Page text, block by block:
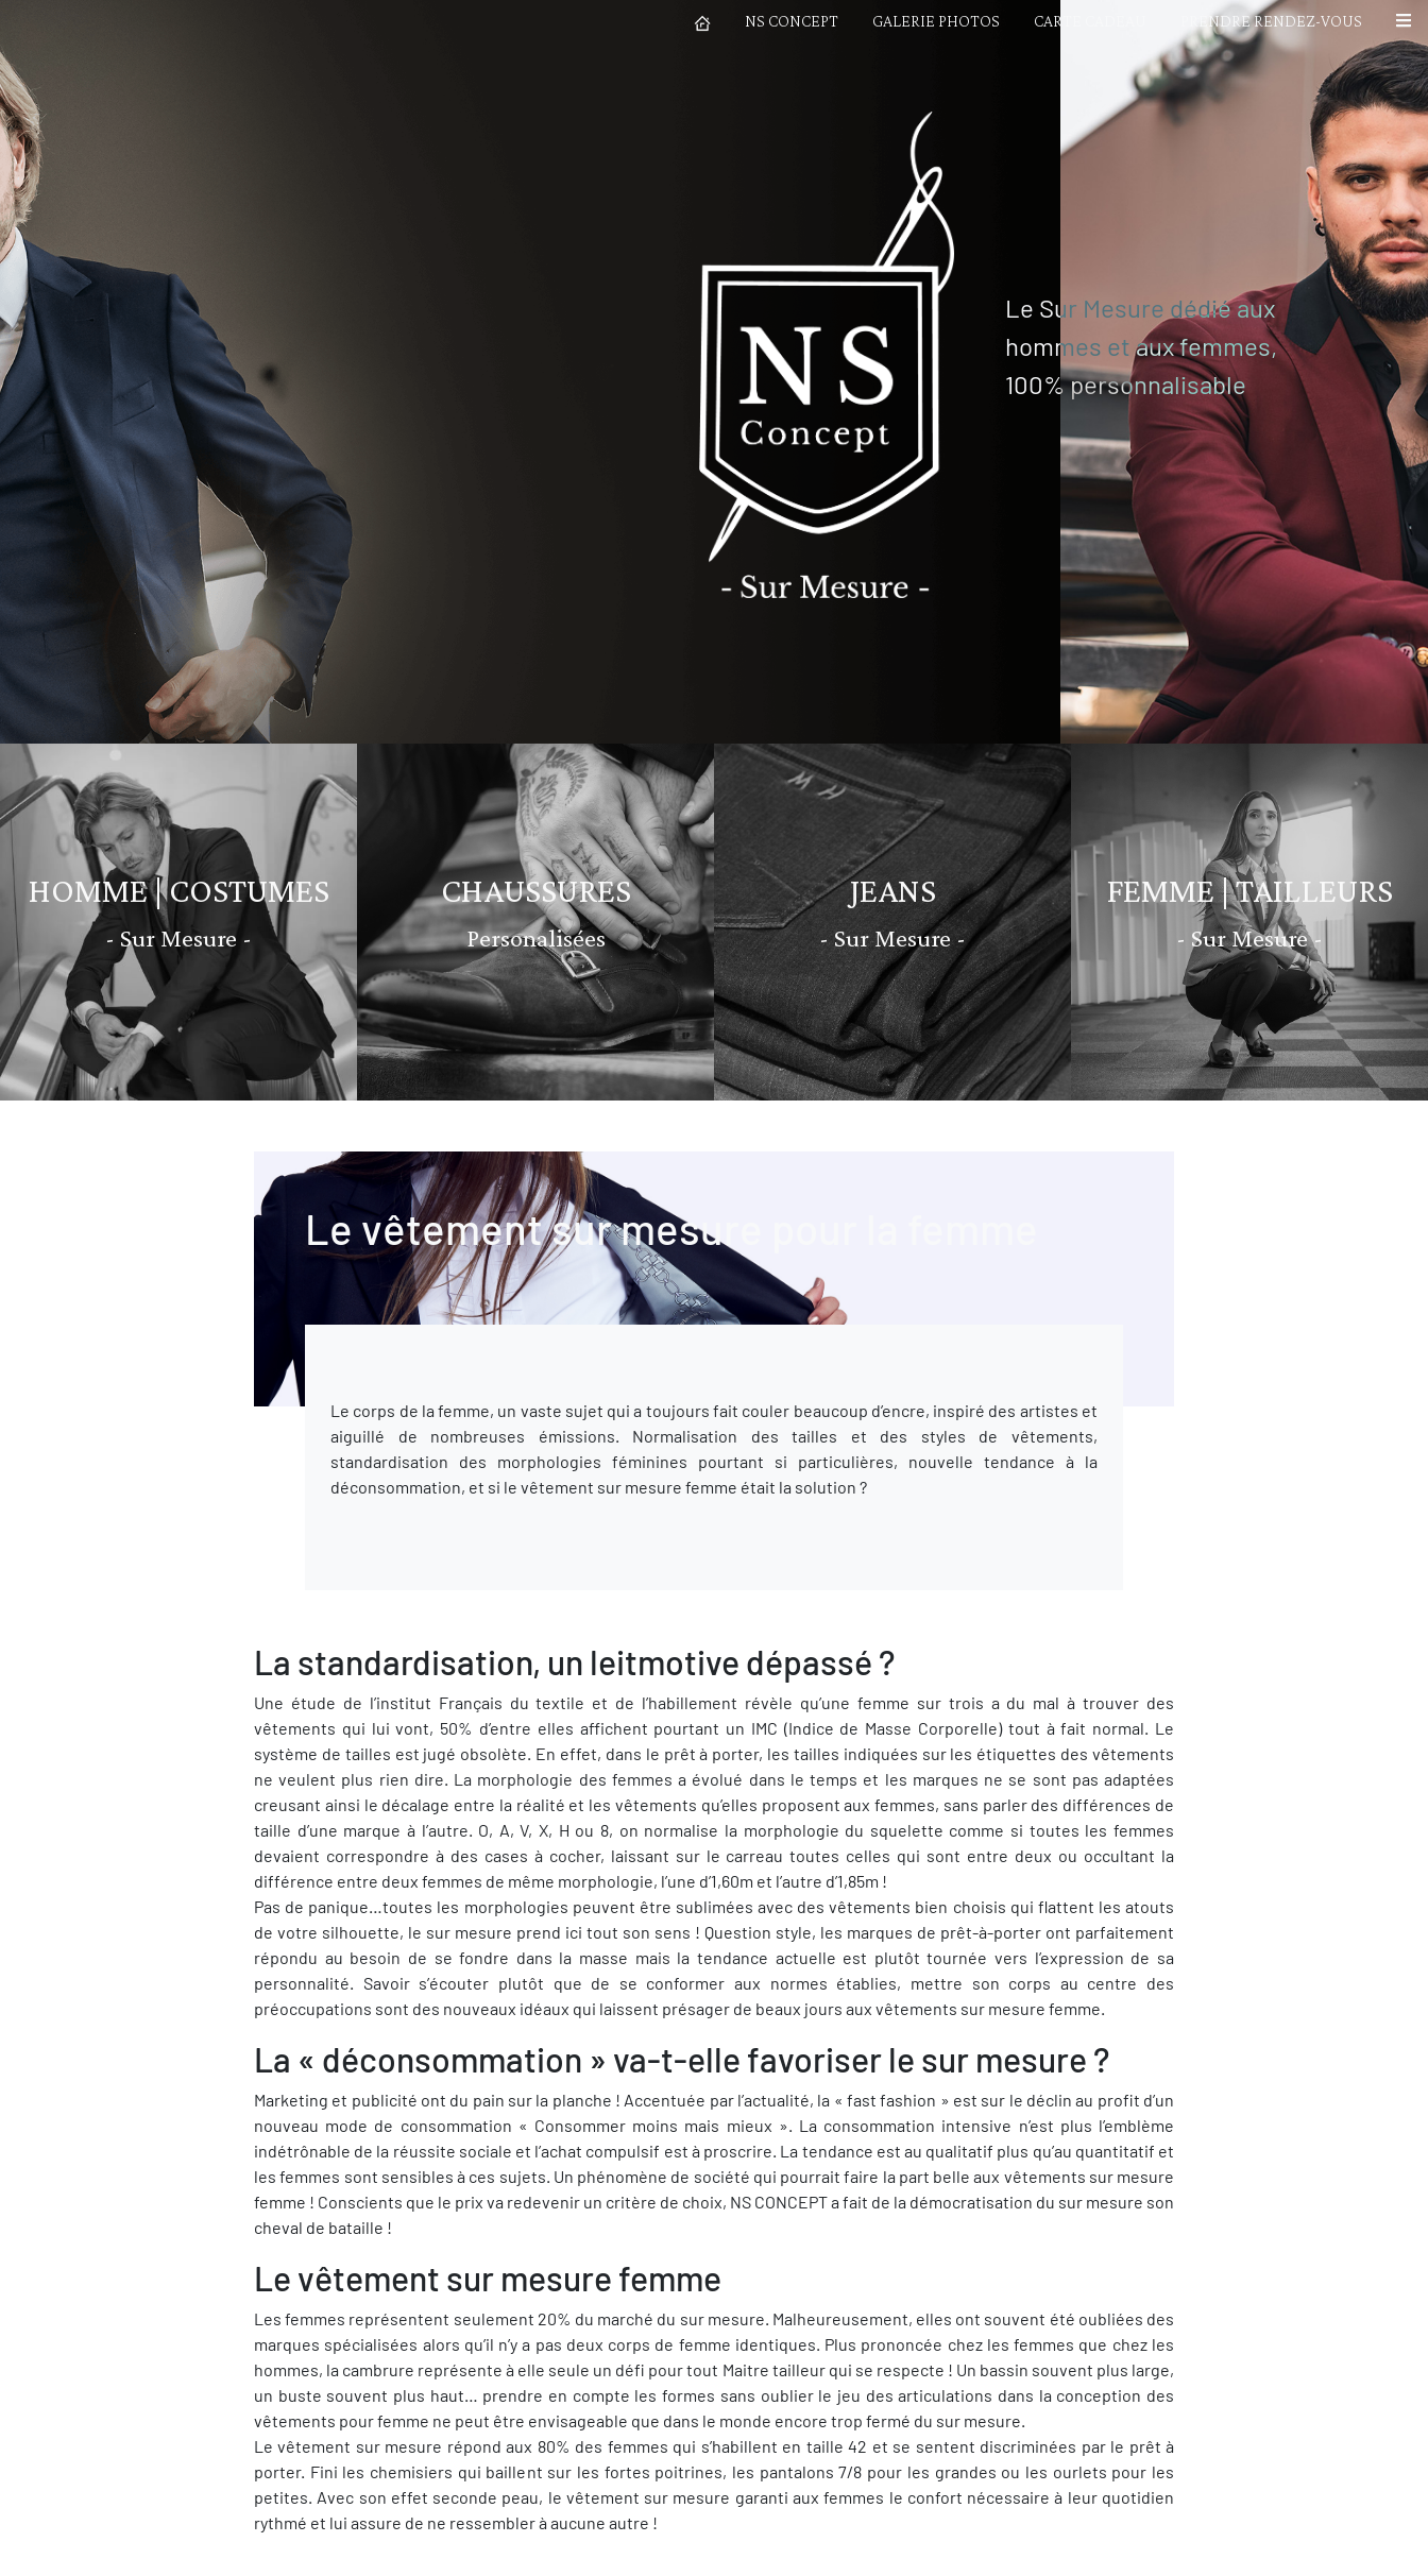
NS CONCEPT GALERIE PHOTOS CARTE CADEAU PRENDRE RENDEZ-VOUS
Le Sur Mesure dédié aux
hommes et aux femmes,
100% personnalisable
HOMME | COSTUMES
- Sur Mesure -
CHAUSSURES
Personalisées
JEANS
- Sur Mesure -
FEMME | TAILLEURS
- Sur Mesure -
Le vêtement sur mesure pour la femme
Le corps de la femme, un vaste sujet qui a toujours fait couler beaucoup d’encre, inspiré des artistes et
aiguillé de nombreuses émissions. Normalisation des tailles et des styles de vêtements,
standardisation des morphologies féminines pourtant si particulières, nouvelle tendance à la
déconsommation, et si le vêtement sur mesure femme était la solution ?
La standardisation, un leitmotive dépassé ?
Une étude de l’institut Français du textile et de l’habillement révèle qu’une femme sur trois a du mal à trouver des
vêtements qui lui vont, 50% d’entre elles affichent pourtant un IMC (Indice de Masse Corporelle) tout à fait normal. Le
système de tailles est jugé obsolète. En effet, dans le prêt à porter, les tailles indiquées sur les étiquettes des vêtements
ne veulent plus rien dire. La morphologie des femmes a évolué dans le temps et les marques ne se sont pas adaptées
creusant ainsi le décalage entre la réalité et les vêtements qu’elles proposent aux femmes, sans parler des différences de
taille d’une marque à l’autre. O, A, V, X, H ou 8, on normalise la morphologie du squelette comme si toutes les femmes
devaient correspondre à des cases à cocher, laissant sur le carreau toutes celles qui sont entre deux ou occultant la
différence entre deux femmes de même morphologie, l’une d’1,60m et l’autre d’1,85m !
Pas de panique…toutes les morphologies peuvent être sublimées avec des vêtements bien choisis qui flattent les atouts
de votre silhouette, le sur mesure prend ici tout son sens ! Question style, les marques de prêt-à-porter ont parfaitement
répondu au besoin de se fondre dans la masse mais la tendance actuelle est plutôt tournée vers l’expression de sa
personnalité. Savoir s’écouter plutôt que de se conformer aux normes établies, mettre son corps au centre des
préoccupations sont des nouveaux idéaux qui laissent présager de beaux jours aux vêtements sur mesure femme.
La « déconsommation » va-t-elle favoriser le sur mesure ?
Marketing et publicité ont du pain sur la planche ! Accentuée par l’actualité, la « fast fashion » est sur le déclin au profit d’un
nouveau mode de consommation « Consommer moins mais mieux ». La consommation intensive n’est plus l’emblème
indétrônable de la réussite sociale et l’achat compulsif est à proscrire. La tendance est au qualitatif plus qu’au quantitatif et
les femmes sont sensibles à ces sujets. Un phénomène de société qui pourrait faire la part belle aux vêtements sur mesure
femme ! Conscients que le prix va redevenir un critère de choix, NS CONCEPT a fait de la démocratisation du sur mesure son
cheval de bataille !
Le vêtement sur mesure femme
Les femmes représentent seulement 20% du marché du sur mesure. Malheureusement, elles ont souvent été oubliées des
marques spécialisées alors qu’il n’y a pas deux corps de femme identiques. Plus prononcée chez les femmes que chez les
hommes, la cambrure représente à elle seule un défi pour tout Maitre tailleur qui se respecte ! Un bassin souvent plus large,
un buste souvent plus haut… prendre en compte les formes sans oublier le jeu des articulations dans la conception des
vêtements pour femme ne peut être envisageable que dans le monde encore trop fermé du sur mesure.
Le vêtement sur mesure répond aux 80% des femmes qui s’habillent en taille 42 et se sentent discriminées par le prêt à
porter. Fini les chemisiers qui baillent sur les fortes poitrines, les pantalons 7/8 pour les grandes ou les ourlets pour les
petites. Avec son effet seconde peau, le vêtement sur mesure garanti aux femmes le confort nécessaire à leur quotidien
rythmé et lui assure de ne ressembler à aucune autre !